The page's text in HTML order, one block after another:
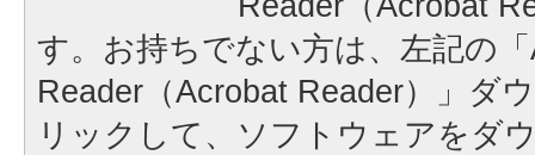
す。お持ちでない方は、左記の
Reader（Acrobat Reader）」ダ
リックして、ソフトウェアをダ